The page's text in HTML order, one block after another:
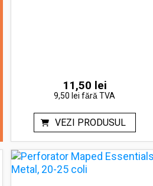
11,50 lei
9,50 leifără TVA
VEZI PRODUSUL